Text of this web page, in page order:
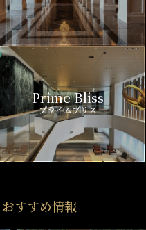
Prime Bliss
プライムブリス
すすめ情報